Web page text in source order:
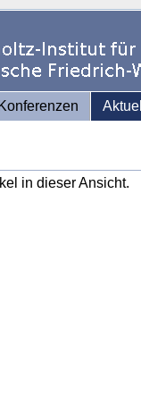
Konferenzen
in dieser Ansicht.